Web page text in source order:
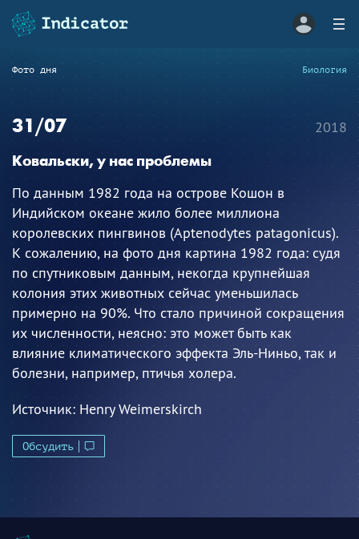
Фото дня Биология
31/07
Ковальски, у нас проблемы
По данным 1982 года на острове Кошон в
Индийском океане жило более миллиона
королевских пингвинов (Aptenodytes patagonicus).
К сожалению, на фото дня картина 1982 года: судя
по спутниковым данным, некогда крупнейшая
колония этих животных сейчас уменьшилась
примерно на 90%. Что стало причиной сокращения
их численности, неясно: это может быть как
влияние климатического эффекта Эль-Ниньо, так и
болезни, например, птичья холера.
Источник:Henry Weimerskirch
Обсудить
2018